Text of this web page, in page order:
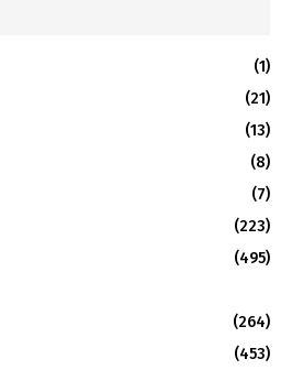
R
(1)
(21)
(13)
(8)
(7)
(223)
(495)
(264)
(453)